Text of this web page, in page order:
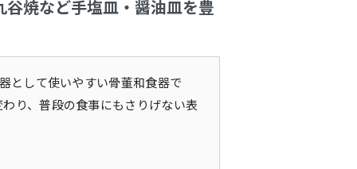
焼など手塩皿・醤油皿を豊
として使いやすい骨董和食器で
り、普段の食事にもさりげない表